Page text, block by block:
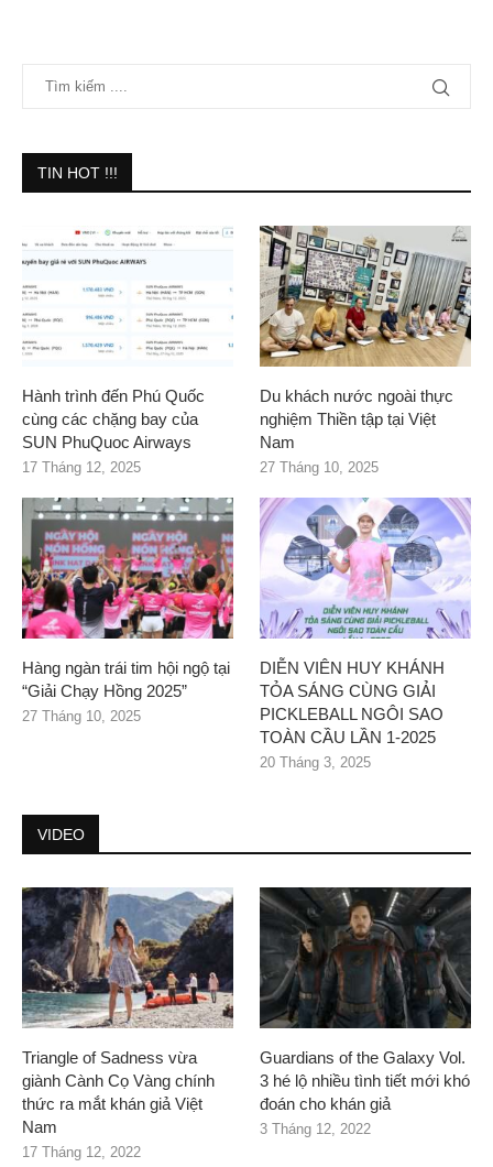
TIN HOT !!!
Hành trình đến Phú Quốc
cùng các chặng bay của
SUN PhuQuoc Airways
17 Tháng 12, 2025
Du khách nước ngoài thực
nghiệm Thiền tập tại Việt
Nam
27 Tháng 10, 2025
Hàng ngàn trái tim hội ngộ tại
“Giải Chạy Hồng 2025”
27 Tháng 10, 2025
DIỄN VIÊN HUY KHÁNH
TỎA SÁNG CÙNG GIẢI
PICKLEBALL NGÔI SAO
TOÀN CẦU LẦN 1-2025
20 Tháng 3, 2025
VIDEO
Triangle of Sadness vừa
giành Cành Cọ Vàng chính
thức ra mắt khán giả Việt
Nam
17 Tháng 12, 2022
Guardians of the Galaxy Vol.
3 hé lộ nhiều tình tiết mới khó
đoán cho khán giả
3 Tháng 12, 2022